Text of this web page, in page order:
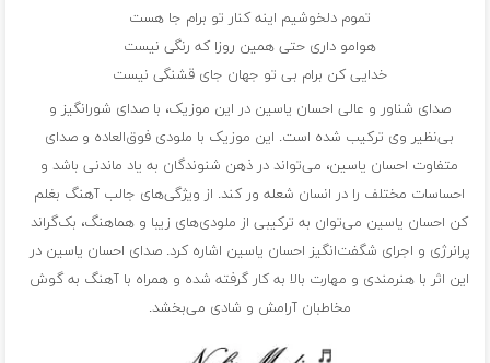
تموم دلخوشیم اینه کنار تو برام جا هست
هوامو داری حتی همین روزا که رنگی نیست
خدایی کن برام بی تو جهان جای قشنگی نیست
صدای شناور و عالی احسان یاسین در این موزیک، با صدای شورانگیز و
بی‌نظیر وی ترکیب شده است. این موزیک با ملودی فوق‌العاده و صدای
متفاوت احسان یاسین، می‌تواند در ذهن شنوندگان به یاد ماندنی باشد و
احساسات مختلف را در انسان شعله ور کند. از ویژگی‌های جالب آهنگ بغلم
کن احسان یاسین می‌توان به ترکیبی از ملودی‌های زیبا و هماهنگ، بک‌گراند
پرانرژی و اجرای شگفت‌انگیز احسان یاسین اشاره کرد. صدای احسان یاسین در
این اثر با هنرمندی و مهارت بالا به کار گرفته شده و همراه با آهنگ به گوش
مخاطبان آرامش و شادی می‌بخشد.